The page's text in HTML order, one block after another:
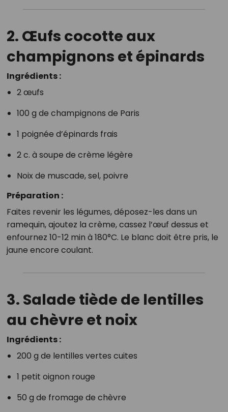
2. Œufs cocotte aux
champignons et épinards
Ingrédients :
2 œufs
100 g de champignons de Paris
1 poignée d’épinards frais
2 c. à soupe de crème légère
Noix de muscade, sel, poivre
Préparation :
Faites revenir les légumes, déposez-les dans un
ramequin, ajoutez la crème, cassez l’œuf dessus et
enfournez 10-12 min à 180°C. Le blanc doit être pris, le
jaune encore coulant.
3. Salade tiède de lentilles
au chèvre et noix
Ingrédients :
200 g de lentilles vertes cuites
1 petit oignon rouge
50 g de fromage de chèvre